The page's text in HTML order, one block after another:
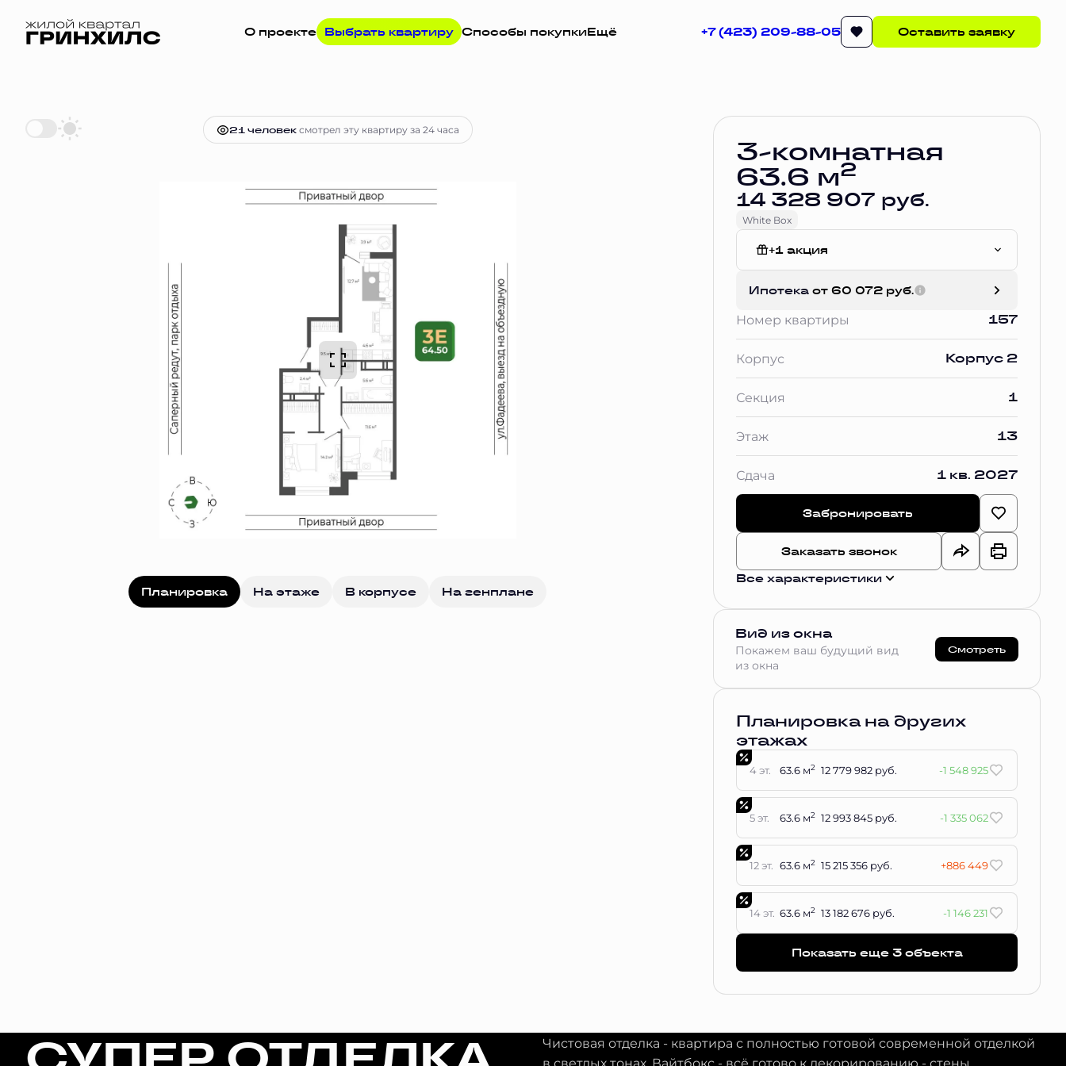
О проекте Выбрать квартиру Способы покупкиЕщё +7 (423) 209-88-05 Оставить заявку
3-комнатная 14 328 907 руб. Забронировать
21 человексмотрел эту квартиру за 24 часа
Планировка На этаже В корпусе На генплане
3-комнатная
63.6 м2
14 328 907 руб.
White Box
+1 акция
Ипотека от 60 072 руб.
Номер квартиры 157
Корпус Корпус 2
Секция 1
Этаж 13
Сдача 1 кв. 2027
Забронировать
Заказать звонок
Все характеристики
Вид из окна
Покажем ваш будущий вид
из окна
Смотреть
Планировка на других
этажах
4 эт. 63.6 м2 12 779 982 руб. -1 548 925
5 эт. 63.6 м2 12 993 845 руб. -1 335 062
12 эт. 63.6 м2 15 215 356 руб. +886 449
14 эт. 63.6 м2 13 182 676 руб. -1 146 231
Показать еще 3 объектa
Чистовая отделка - квартира с полностью готовой современной отделкой
в светлых тонах. Вайтбокс - всё готово к декорированию - стены